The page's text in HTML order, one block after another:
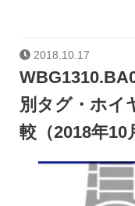
2018.10.17
別タグ・ホイ
較（2018年10